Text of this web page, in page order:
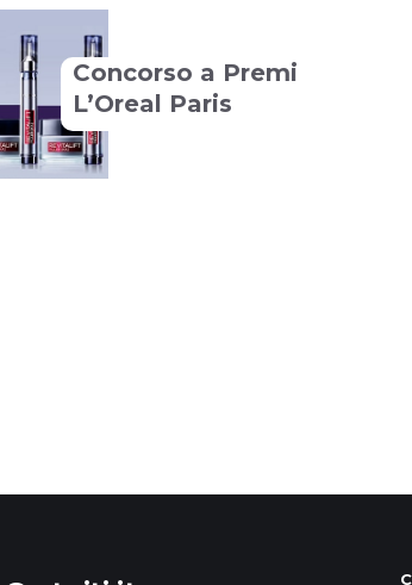
Concorso a Premi
L’Oreal Paris